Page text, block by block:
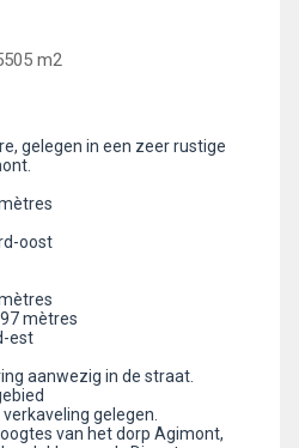
m2
gelegen in een zeer rustige
oost
mètres
est
aanwezig in de straat.
gelegen.
van het dorp Agimont,